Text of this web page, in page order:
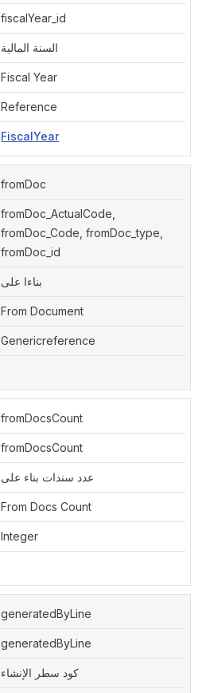
fiscalYear_id
السنة المالية
Fiscal Year
Reference
FiscalYear
fromDoc
fromDoc_ActualCode,
fromDoc_Code, fromDoc_type,
fromDoc_id
بناءا على
From Document
Genericreference
fromDocsCount
fromDocsCount
عدد سندات بناء على
From Docs Count
Integer
generatedByLine
generatedByLine
كود سطر الإنشاء